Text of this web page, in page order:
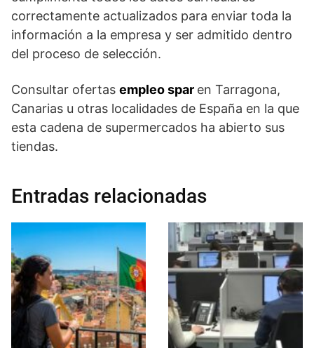
correctamente actualizados para enviar toda la
información a la empresa y ser admitido dentro
del proceso de selección.
Consultar ofertas empleo spar en Tarragona,
Canarias u otras localidades de España en la que
esta cadena de supermercados ha abierto sus
tiendas.
Entradas relacionadas